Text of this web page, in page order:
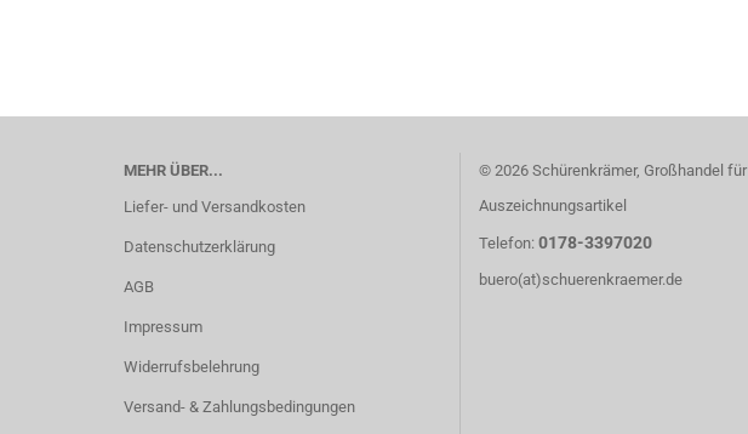
MEHR ÜBER...
Liefer- und Versandkosten
Datenschutzerklärung
AGB
Impressum
Widerrufsbelehrung
Versand- & Zahlungsbedingungen
© 2026 Schürenkrämer, Großhandel für
Auszeichnungsartikel
Telefon: 0178-3397020
buero(at)schuerenkraemer.de